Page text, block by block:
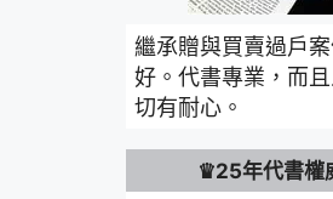
繼承贈與買賣過戶
好。代書專業，而
切有耐心。
♛25年代書權